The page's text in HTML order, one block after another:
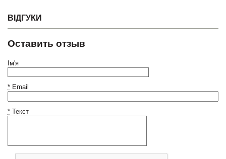
ВІДГУКИ
Оставить отзыв
Ім'я
* Email
* Текст